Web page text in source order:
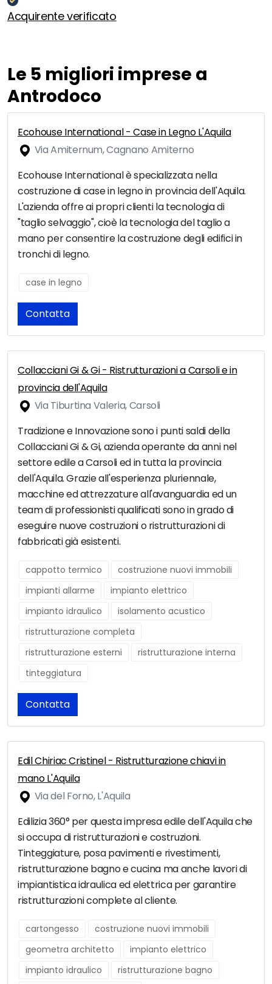
Acquirente verificato
Le 5 migliori imprese a
Antrodoco
Ecohouse International - Case in Legno L'Aquila
Via Amiternum, Cagnano Amiterno
Ecohouse International è specializzata nella
costruzione di case in legno in provincia dell'Aquila.
L'azienda offre ai propri clienti la tecnologia di
"taglio selvaggio", cioè la tecnologia del taglio a
mano per consentire la costruzione degli edifici in
tronchi di legno.
case in legno
Contatta
Collacciani Gi & Gi - Ristrutturazioni a Carsoli e in
provincia dell'Aquila
Via Tiburtina Valeria, Carsoli
Tradizione e Innovazione sono i punti saldi della
Collacciani Gi & Gi, azienda operante da anni nel
settore edile a Carsoli ed in tutta la provincia
dell'Aquila. Grazie all'esperienza pluriennale,
macchine ed attrezzature all'avanguardia ed un
team di professionisti qualificati sono in grado di
eseguire nuove costruzioni o ristrutturazioni di
fabbricati già esistenti.
cappotto termico
costruzione nuovi immobili
impianti allarme
impianto elettrico
impianto idraulico
isolamento acustico
ristrutturazione completa
ristrutturazione esterni
ristrutturazione interna
tinteggiatura
Contatta
Edil Chiriac Cristinel - Ristrutturazione chiavi in
mano L'Aquila
Via del Forno, L'Aquila
Edilizia 360° per questa impresa edile dell'Aquila che
si occupa di ristrutturazioni e costruzioni.
Tinteggiature, posa pavimenti e rivestimenti,
ristrutturazione bagno e cucina ma anche lavori di
impiantistica idraulica ed elettrica per garantire
ristrutturazioni complete al cliente.
cartongesso
costruzione nuovi immobili
geometra architetto
impianto elettrico
impianto idraulico
ristrutturazione bagno